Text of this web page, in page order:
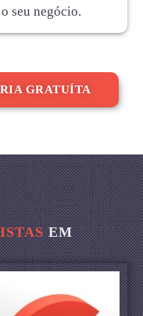
seu negócio.
GRATUÍTA
EM